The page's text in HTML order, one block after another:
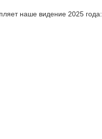
наше видение 2025 года: